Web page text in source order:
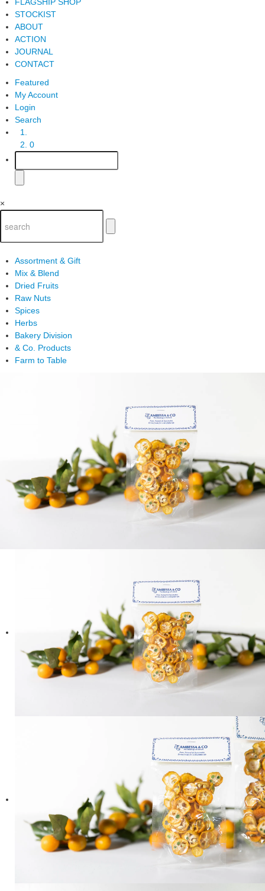
STOCKIST
ABOUT
ACTION
JOURNAL
CONTACT
Featured
My Account
Login
Search
0
×
Assortment & Gift
Mix & Blend
Dried Fruits
Raw Nuts
Spices
Herbs
Bakery Division
& Co. Products
Farm to Table